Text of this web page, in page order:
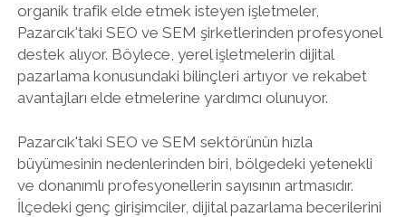
organik trafik elde etmek isteyen işletmeler,
Pazarcık'taki SEO ve SEM şirketlerinden profesyonel
destek alıyor. Böylece, yerel işletmelerin dijital
pazarlama konusundaki bilinçleri artıyor ve rekabet
avantajları elde etmelerine yardımcı olunuyor.
Pazarcık'taki SEO ve SEM sektörünün hızla
büyümesinin nedenlerinden biri, bölgedeki yetenekli
ve donanımlı profesyonellerin sayısının artmasıdır.
İlçedeki genç girişimciler, dijital pazarlama becerilerini